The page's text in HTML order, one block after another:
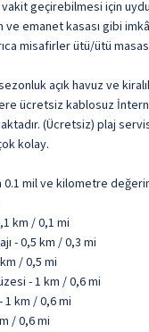
geçirebilmesi için uydu
emanet kasası gibi
misafirler ütü/ütü
açık havuz ve
ücretsiz kablosuz
(Ücretsiz) plaj
kolay.
0.1 mil ve kilometre
km / 0,1 mi
- 0,5 km / 0,3 mi
/ 0,5 mi
- 1 km / 0,6 mi
1 km / 0,6 mi
/ 0,6 mi